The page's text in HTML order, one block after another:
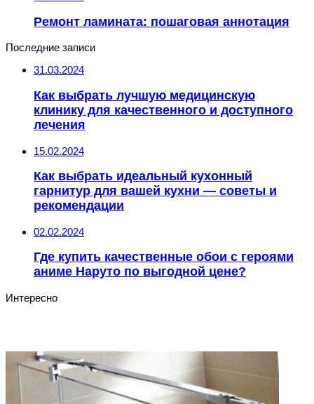
Ремонт ламината: пошаговая аннотация
Последние записи
31.03.2024
Как выбрать лучшую медицинскую
клинику для качественного и доступного
лечения
15.02.2024
Как выбрать идеальный кухонный
гарнитур для вашей кухни — советы и
рекомендации
02.02.2024
Где купить качественные обои с героями
аниме Наруто по выгодной цене?
Интересно